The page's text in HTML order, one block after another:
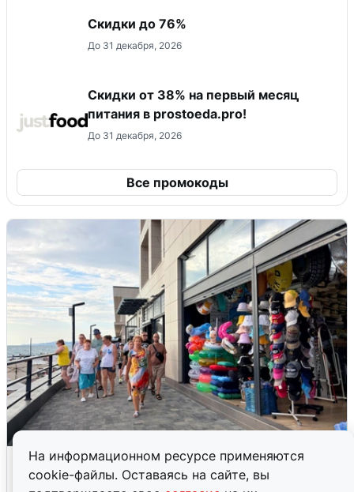
На информационном ресурсе применяются
cookie-файлы. Оставаясь на сайте, вы
Скидки до 76%
До 31 декабря, 2026
​Скидки от 38% на первый месяц
питания в prostoeda.pro!
До 31 декабря, 2026
Все промокоды
В Сочи объявили угрозу атаки БПЛА и
закрыли пляжи